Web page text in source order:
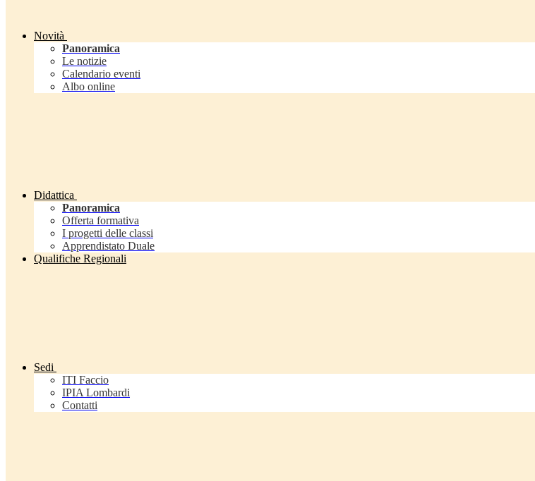
Novità
Panoramica
Le notizie
Calendario eventi
Albo online
Didattica
Panoramica
Offerta formativa
I progetti delle classi
Apprendistato Duale
Qualifiche Regionali
Sedi
ITI Faccio
IPIA Lombardi
Contatti